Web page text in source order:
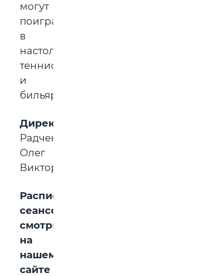
могут
поиграть
в
настольный
теннис
и
бильярд.
Директор:
Радченко
Олег
Викторович.
Расписание
сеансов
смотрите
на
нашем
сайте